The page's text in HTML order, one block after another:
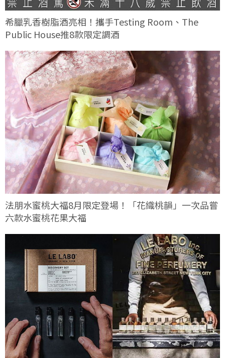
希臘乳香樹脂酒亮相！攜手Testing Room、The
Public House推8款限定調酒
法朋水蜜桃大福8月限定登場！「花織桃韻」一次品嘗
六款水蜜桃花果大福